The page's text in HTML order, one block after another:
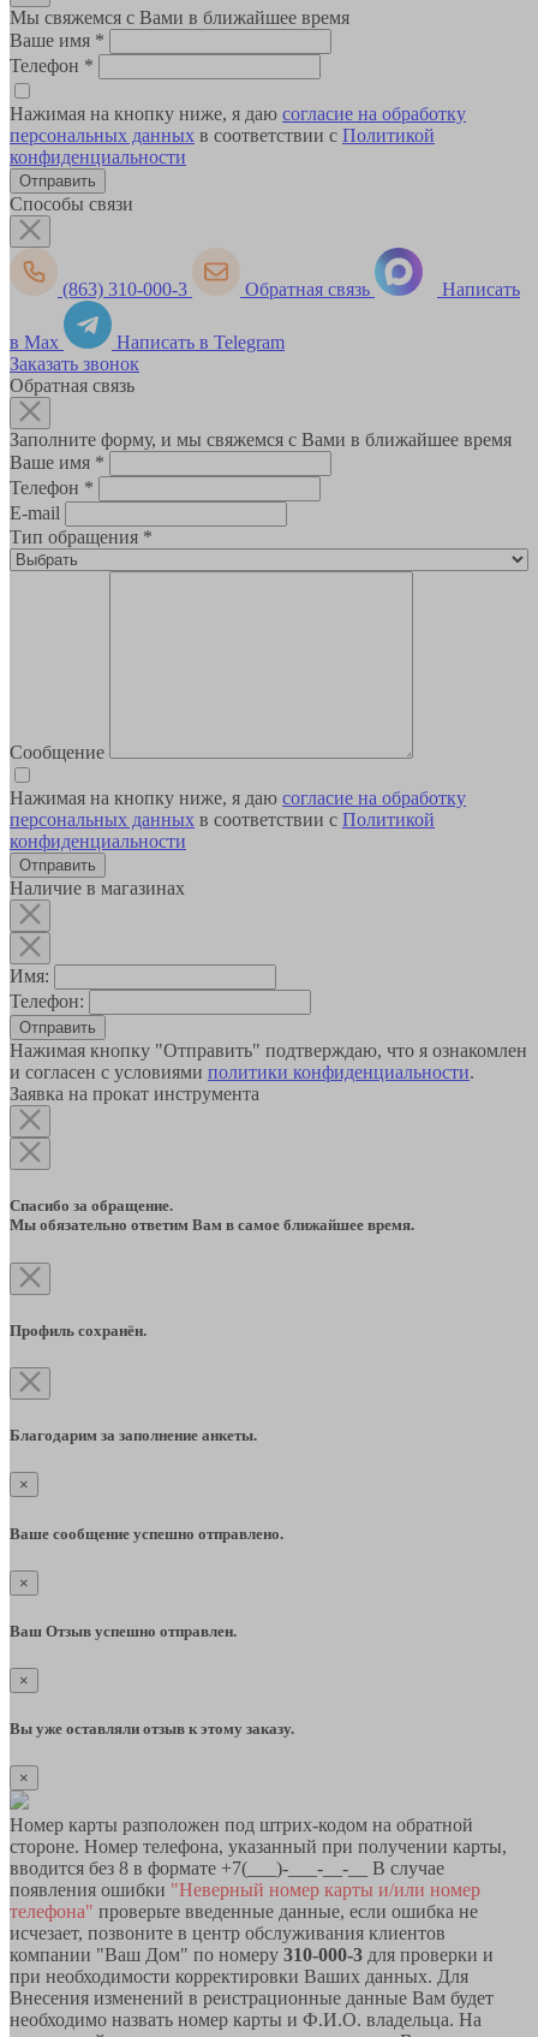
Мы свяжемся с Вами в ближайшее время
Ваше имя *
Телефон *
Нажимая на кнопку ниже, я даю согласие на обработку
персональных данных в соответствии с Политикой
конфиденциальности
Способы связи
(863) 310-000-3 Обратная связь Написать
в Max
Написать в Telegram
Заказать звонок
Обратная связь
Заполните форму, и мы свяжемся с Вами в ближайшее время
Ваше имя *
Телефон *
E-mail
Тип обращения *
Сообщение
Нажимая на кнопку ниже, я даю согласие на обработку
персональных данных в соответствии с Политикой
конфиденциальности
Наличие в магазинах
Имя:
Телефон:
Отправить
Нажимая кнопку "Отправить" подтверждаю, что я ознакомлен
и согласен с условиями политики конфиденциальности.
Заявка на прокат инструмента
Спасибо за обращение.
Мы обязательно ответим Вам в самое ближайшее время.
Профиль сохранён.
Благодарим за заполнение анкеты.
×
Ваше сообщение успешно отправлено.
×
Ваш Отзыв успешно отправлен.
×
Вы уже оставляли отзыв к этому заказу.
×
Номер карты разположен под штрих-кодом на обратной
стороне. Номер телефона, указанный при получении карты,
вводится без 8 в формате +7(___)-___-__-__ В случае
появления ошибки "Неверный номер карты и/или номер
телефона" проверьте введенные данные, если ошибка не
исчезает, позвоните в центр обслуживания клиентов
компании "Ваш Дом" по номеру 310-000-3 для проверки и
при необходимости корректировки Ваших данных. Для
Внесения изменений в реистрационные данные Вам будет
необходимо назвать номер карты и Ф.И.О. владельца. На